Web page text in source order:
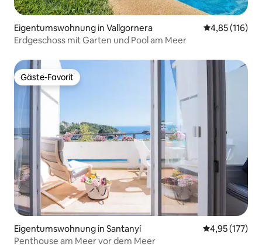
Eigentumswohnung in Vallgornera
4,85 (116)
Erdgeschoss mit Garten und Pool am Meer
Gäste-Favorit
Gäste-Favorit
Eigentumswohnung in Santanyí
4,95 (177)
Penthouse am Meer vor dem Meer